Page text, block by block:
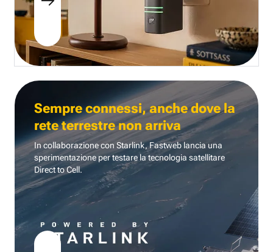
Sempre connessi, anche dove la
rete terrestre non arriva
In collaborazione con Starlink, Fastweb lancia una
sperimentazione per testare la tecnologia satellitare
Direct to Cell.